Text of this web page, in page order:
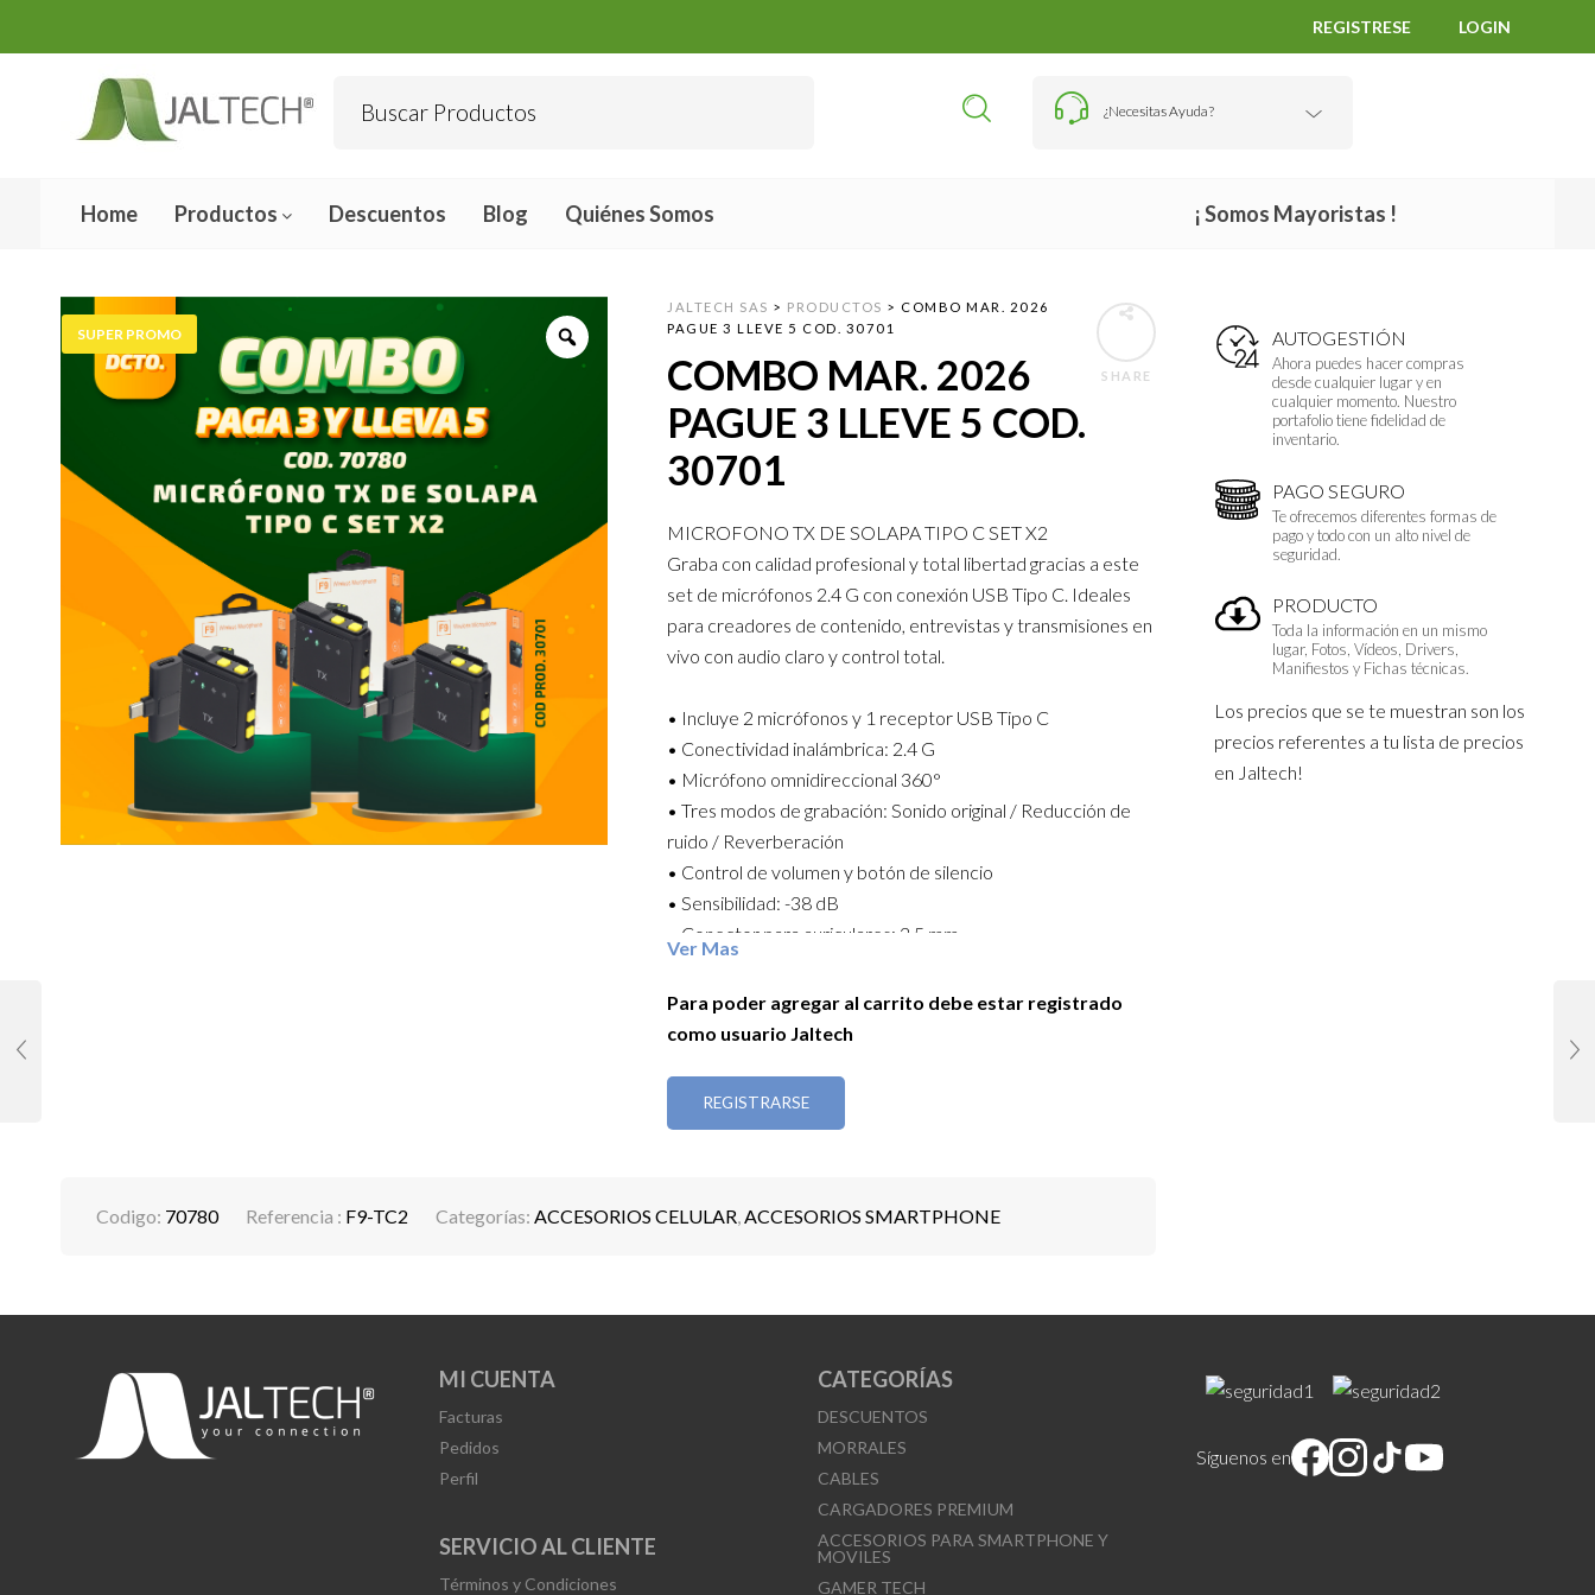
REGISTRESE LOGIN
¿Necesitas Ayuda?
Home Productos Descuentos Blog Quiénes Somos ¡ Somos Mayoristas !
AUTOGESTIÓN
Ahora puedes hacer compras
desde cualquier lugar y en
cualquier momento. Nuestro
portafolio tiene fidelidad de
inventario.
PAGO SEGURO
Te ofrecemos diferentes formas de
pago y todo con un alto nivel de
seguridad.
PRODUCTO
Toda la información en un mismo
lugar, Fotos, Vídeos, Drivers,
Manifiestos y Fichas técnicas.
Los precios que se te muestran son los
precios referentes a tu lista de precios
en Jaltech!
SUPER PROMO
SHARE
JALTECH SAS > PRODUCTOS > COMBO MAR. 2026
PAGUE 3 LLEVE 5 COD. 30701
COMBO MAR. 2026
PAGUE 3 LLEVE 5 COD.
30701
MICROFONO TX DE SOLAPA TIPO C SET X2
Graba con calidad profesional y total libertad gracias a este
set de micrófonos 2.4 G con conexión USB Tipo C. Ideales
para creadores de contenido, entrevistas y transmisiones en
vivo con audio claro y control total.
• Incluye 2 micrófonos y 1 receptor USB Tipo C
• Conectividad inalámbrica: 2.4 G
• Micrófono omnidireccional 360°
• Tres modos de grabación: Sonido original / Reducción de
ruido / Reverberación
• Control de volumen y botón de silencio
• Sensibilidad: -38 dB
• Conector para auriculares: 3.5 mm
• Tiempo de carga: Aproximadamente 1.5 h
• Duración de la batería: Hasta 11 h
• Compatible con dispositivos móviles como smartphones y
Una solución versátil y portátil para capturar audio nítido y
Ver Mas
Para poder agregar al carrito debe estar registrado
como usuario Jaltech
REGISTRARSE
Codigo: 70780 Referencia : F9-TC2 Categorías: ACCESORIOS CELULAR,ACCESORIOS SMARTPHONE
MI CUENTA
Facturas
Pedidos
Perfil
SERVICIO AL CLIENTE
Términos y Condiciones
CATEGORÍAS
DESCUENTOS
MORRALES
CABLES
CARGADORES PREMIUM
ACCESORIOS PARA SMARTPHONE Y
MOVILES
GAMER TECH
Síguenos en